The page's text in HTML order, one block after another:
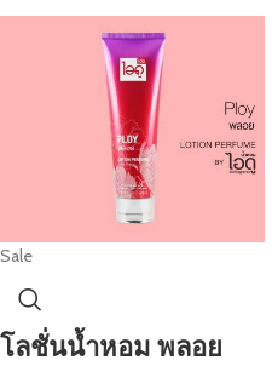
Sale
โลชั่นน้ำหอม พลอย